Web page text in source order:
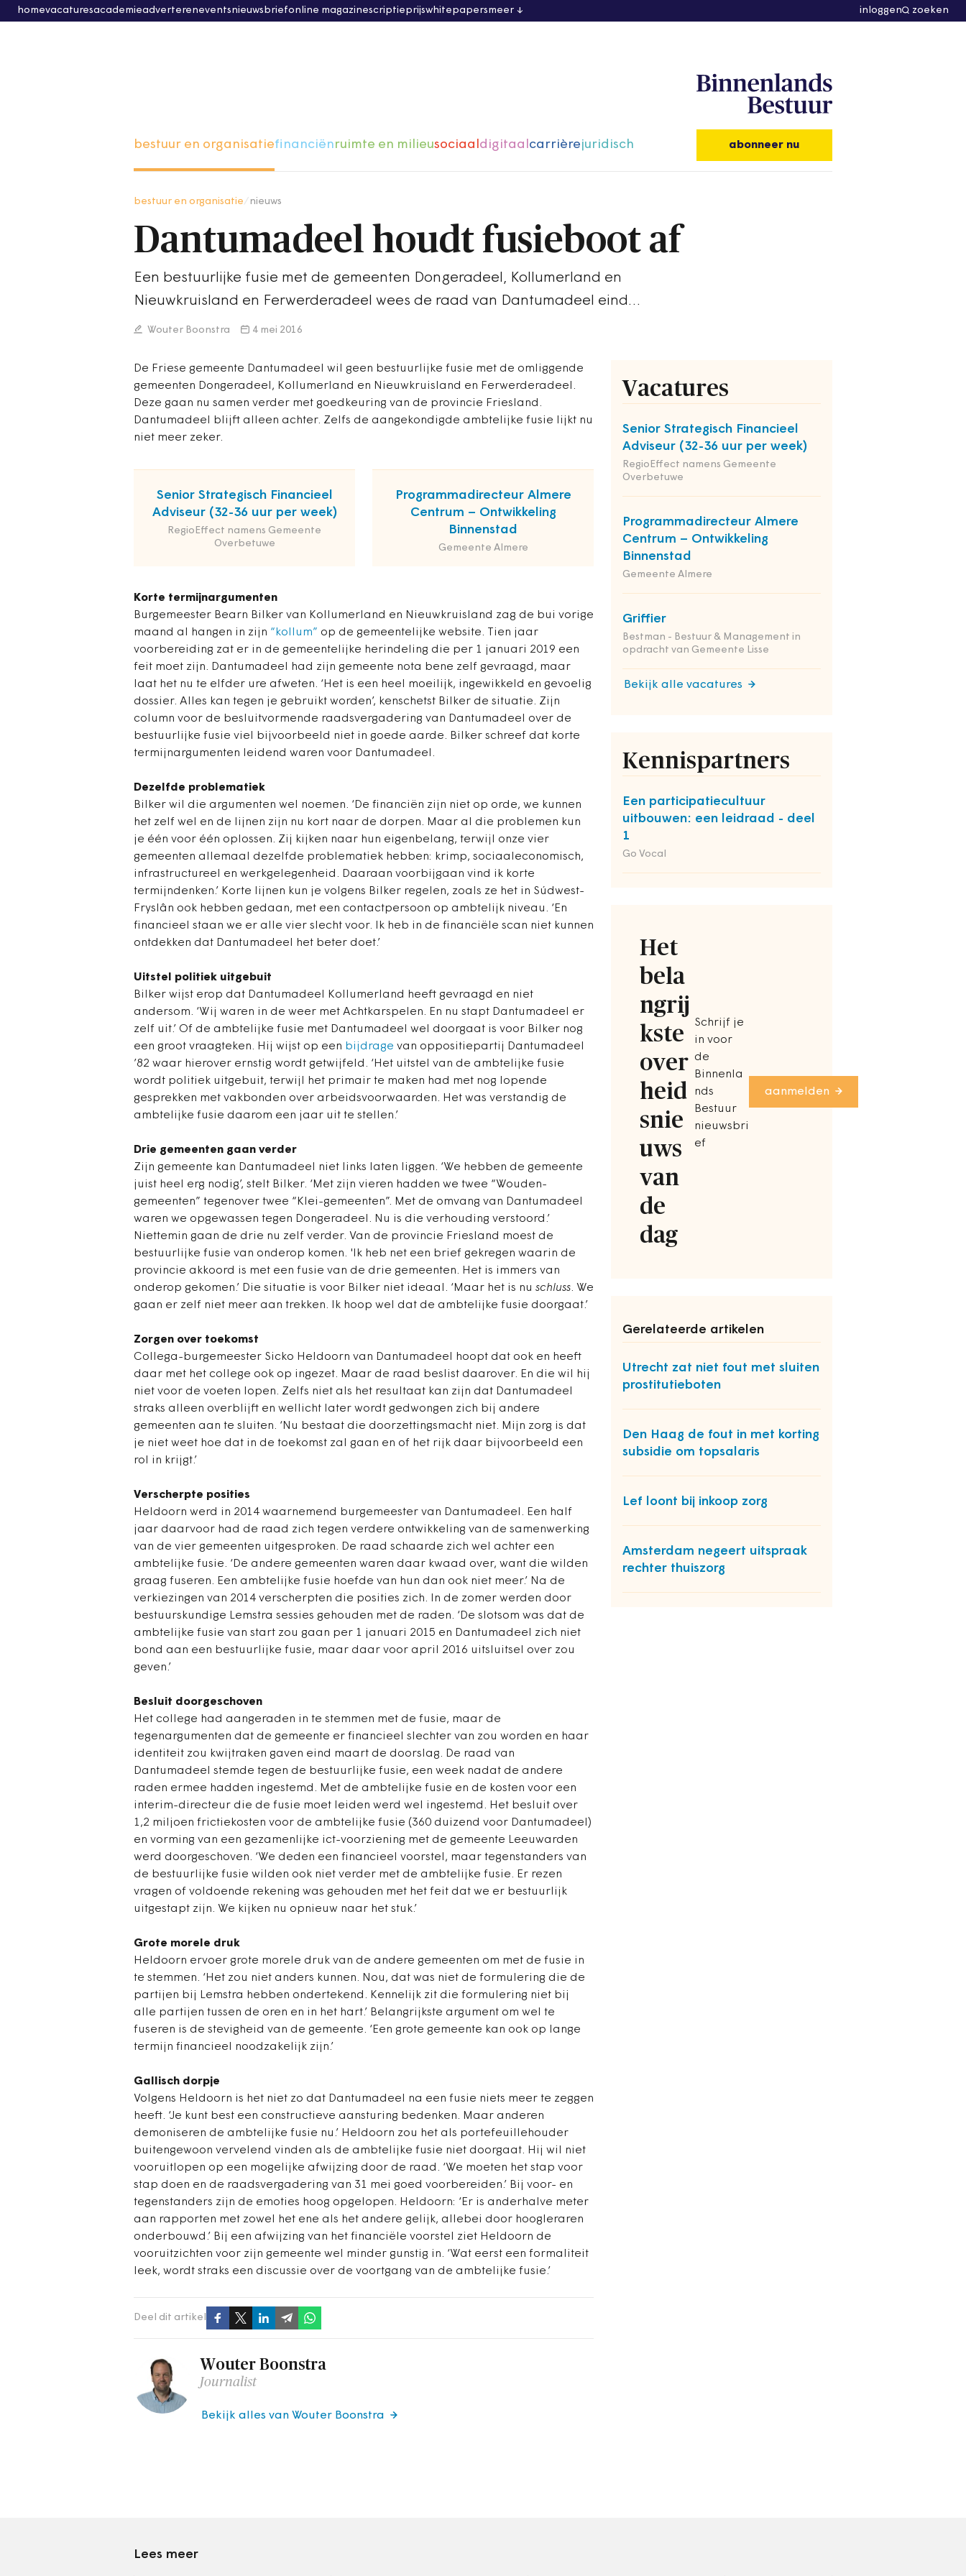
homevacaturesacademieadvertereneventsnieuwsbriefonline magazinescriptieprijswhitepapersmeer inloggen zoeken
bestuur en organisatiefinanciënruimte en milieusociaaldigitaalcarrièrejuridisch abonneer nu
bestuur en organisatie nieuws
Dantumadeel houdt fusieboot af
Een bestuurlijke fusie met de gemeenten Dongeradeel, Kollumerland en
Nieuwkruisland en Ferwerderadeel wees de raad van Dantumadeel eind…
Wouter Boonstra 4 mei 2016
De Friese gemeente Dantumadeel wil geen bestuurlijke fusie met de omliggende
gemeenten Dongeradeel, Kollumerland en Nieuwkruisland en Ferwerderadeel.
Deze gaan nu samen verder met goedkeuring van de provincie Friesland.
Dantumadeel blijft alleen achter. Zelfs de aangekondigde ambtelijke fusie lijkt nu
niet meer zeker.
Senior Strategisch Financieel
Adviseur (32-36 uur per week)
RegioEffect namens Gemeente
Overbetuwe
Programmadirecteur Almere
Centrum – Ontwikkeling
Binnenstad
Gemeente Almere
Korte termijnargumenten
Burgemeester Bearn Bilker van Kollumerland en Nieuwkruisland zag de bui vorige
maand al hangen in zijn “kollum” op de gemeentelijke website. Tien jaar
voorbereiding zat er in de gemeentelijke herindeling die per 1 januari 2019 een
feit moet zijn. Dantumadeel had zijn gemeente nota bene zelf gevraagd, maar
laat het nu te elfder ure afweten. ‘Het is een heel moeilijk, ingewikkeld en gevoelig
dossier. Alles kan tegen je gebruikt worden’, kenschetst Bilker de situatie. Zijn
column voor de besluitvormende raadsvergadering van Dantumadeel over de
bestuurlijke fusie viel bijvoorbeeld niet in goede aarde. Bilker schreef dat korte
termijnargumenten leidend waren voor Dantumadeel.
Dezelfde problematiek
Bilker wil die argumenten wel noemen. ‘De financiën zijn niet op orde, we kunnen
het zelf wel en de lijnen zijn nu kort naar de dorpen. Maar al die problemen kun
je één voor één oplossen. Zij kijken naar hun eigenbelang, terwijl onze vier
gemeenten allemaal dezelfde problematiek hebben: krimp, sociaaleconomisch,
infrastructureel en werkgelegenheid. Daaraan voorbijgaan vind ik korte
termijndenken.’ Korte lijnen kun je volgens Bilker regelen, zoals ze het in Súdwest-
Fryslân ook hebben gedaan, met een contactpersoon op ambtelijk niveau. ‘En
financieel staan we er alle vier slecht voor. Ik heb in de financiële scan niet kunnen
ontdekken dat Dantumadeel het beter doet.’
Uitstel politiek uitgebuit
Bilker wijst erop dat Dantumadeel Kollumerland heeft gevraagd en niet
andersom. ‘Wij waren in de weer met Achtkarspelen. En nu stapt Dantumadeel er
zelf uit.’ Of de ambtelijke fusie met Dantumadeel wel doorgaat is voor Bilker nog
een groot vraagteken. Hij wijst op een bijdrage van oppositiepartij Dantumadeel
’82 waar hierover ernstig wordt getwijfeld. ‘Het uitstel van de ambtelijke fusie
wordt politiek uitgebuit, terwijl het primair te maken had met nog lopende
gesprekken met vakbonden over arbeidsvoorwaarden. Het was verstandig de
ambtelijke fusie daarom een jaar uit te stellen.’
Drie gemeenten gaan verder
Zijn gemeente kan Dantumadeel niet links laten liggen. ‘We hebben de gemeente
juist heel erg nodig’, stelt Bilker. ‘Met zijn vieren hadden we twee “Wouden-
gemeenten” tegenover twee “Klei-gemeenten”. Met de omvang van Dantumadeel
waren we opgewassen tegen Dongeradeel. Nu is die verhouding verstoord.’
Niettemin gaan de drie nu zelf verder. Van de provincie Friesland moest de
bestuurlijke fusie van onderop komen. 'Ik heb net een brief gekregen waarin de
provincie akkoord is met een fusie van de drie gemeenten. Het is immers van
onderop gekomen.’ Die situatie is voor Bilker niet ideaal. ‘Maar het is nu schluss. We
gaan er zelf niet meer aan trekken. Ik hoop wel dat de ambtelijke fusie doorgaat.’
Zorgen over toekomst
Collega-burgemeester Sicko Heldoorn van Dantumadeel hoopt dat ook en heeft
daar met het college ook op ingezet. Maar de raad beslist daarover. En die wil hij
niet voor de voeten lopen. Zelfs niet als het resultaat kan zijn dat Dantumadeel
straks alleen overblijft en wellicht later wordt gedwongen zich bij andere
gemeenten aan te sluiten. ‘Nu bestaat die doorzettingsmacht niet. Mijn zorg is dat
je niet weet hoe dat in de toekomst zal gaan en of het rijk daar bijvoorbeeld een
rol in krijgt.’
Verscherpte posities
Heldoorn werd in 2014 waarnemend burgemeester van Dantumadeel. Een half
jaar daarvoor had de raad zich tegen verdere ontwikkeling van de samenwerking
van de vier gemeenten uitgesproken. De raad schaarde zich wel achter een
ambtelijke fusie. ‘De andere gemeenten waren daar kwaad over, want die wilden
graag fuseren. Een ambtelijke fusie hoefde van hun dan ook niet meer.’ Na de
verkiezingen van 2014 verscherpten die posities zich. In de zomer werden door
bestuurskundige Lemstra sessies gehouden met de raden. ‘De slotsom was dat de
ambtelijke fusie van start zou gaan per 1 januari 2015 en Dantumadeel zich niet
bond aan een bestuurlijke fusie, maar daar voor april 2016 uitsluitsel over zou
geven.’
Besluit doorgeschoven
Het college had aangeraden in te stemmen met de fusie, maar de
tegenargumenten dat de gemeente er financieel slechter van zou worden en haar
identiteit zou kwijtraken gaven eind maart de doorslag. De raad van
Dantumadeel stemde tegen de bestuurlijke fusie, een week nadat de andere
raden ermee hadden ingestemd. Met de ambtelijke fusie en de kosten voor een
interim-directeur die de fusie moet leiden werd wel ingestemd. Het besluit over
1,2 miljoen frictiekosten voor de ambtelijke fusie (360 duizend voor Dantumadeel)
en vorming van een gezamenlijke ict-voorziening met de gemeente Leeuwarden
werd doorgeschoven. ‘We deden een financieel voorstel, maar tegenstanders van
de bestuurlijke fusie wilden ook niet verder met de ambtelijke fusie. Er rezen
vragen of voldoende rekening was gehouden met het feit dat we er bestuurlijk
uitgestapt zijn. We kijken nu opnieuw naar het stuk.’
Grote morele druk
Heldoorn ervoer grote morele druk van de andere gemeenten om met de fusie in
te stemmen. ‘Het zou niet anders kunnen. Nou, dat was niet de formulering die de
partijen bij Lemstra hebben ondertekend. Kennelijk zit die formulering niet bij
alle partijen tussen de oren en in het hart.’ Belangrijkste argument om wel te
fuseren is de stevigheid van de gemeente. ‘Een grote gemeente kan ook op lange
termijn financieel noodzakelijk zijn.’
Gallisch dorpje
Volgens Heldoorn is het niet zo dat Dantumadeel na een fusie niets meer te zeggen
heeft. ‘Je kunt best een constructieve aansturing bedenken. Maar anderen
demoniseren de ambtelijke fusie nu.’ Heldoorn zou het als portefeuillehouder
buitengewoon vervelend vinden als de ambtelijke fusie niet doorgaat. Hij wil niet
vooruitlopen op een mogelijke afwijzing door de raad. ‘We moeten het stap voor
stap doen en de raadsvergadering van 31 mei goed voorbereiden.’ Bij voor- en
tegenstanders zijn de emoties hoog opgelopen. Heldoorn: ‘Er is anderhalve meter
aan rapporten met zowel het ene als het andere gelijk, allebei door hoogleraren
onderbouwd.’ Bij een afwijzing van het financiële voorstel ziet Heldoorn de
vooruitzichten voor zijn gemeente wel minder gunstig in. ‘Wat eerst een formaliteit
leek, wordt straks een discussie over de voortgang van de ambtelijke fusie.’
Vacatures
Senior Strategisch Financieel
Adviseur (32-36 uur per week)
RegioEffect namens Gemeente
Overbetuwe
Programmadirecteur Almere
Centrum – Ontwikkeling
Binnenstad
Gemeente Almere
Griffier
Bestman - Bestuur & Management in
opdracht van Gemeente Lisse
Bekijk alle vacatures
Kennispartners
Een participatiecultuur
uitbouwen: een leidraad - deel
1
Go Vocal
Het
bela
ngrij
kste
over
heid
snie
uws
van
de
dag
Schrijf je
in voor
de
Binnenla
nds
Bestuur
nieuwsbri
ef
aanmelden
Gerelateerde artikelen
Utrecht zat niet fout met sluiten
prostitutieboten
Den Haag de fout in met korting
subsidie om topsalaris
Lef loont bij inkoop zorg
Amsterdam negeert uitspraak
rechter thuiszorg
Deel dit artikel
Wouter Boonstra
Journalist
Bekijk alles van Wouter Boonstra
Lees meer